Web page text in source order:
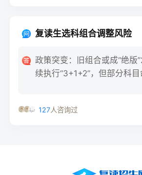
选。它像一道隐形屏障，将外
让位给学习与成长。
复读生选科组合调整风险
政策突变：旧组合或成“绝版
续执行“3+1+2”，但部分科
127人咨询过